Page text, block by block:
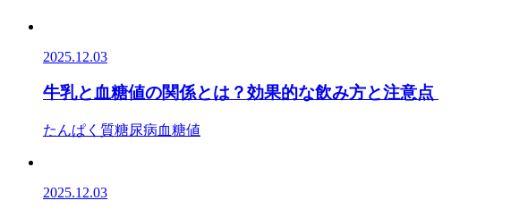
2025.12.03
牛乳と血糖値の関係とは？効果的な飲み方と注意点
たんぱく質糖尿病血糖値
2025.12.03